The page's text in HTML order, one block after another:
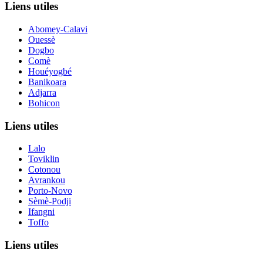
Liens utiles
Abomey-Calavi
Ouessè
Dogbo
Comè
Houéyogbé
Banikoara
Adjarra
Bohicon
Liens utiles
Lalo
Toviklin
Cotonou
Avrankou
Porto-Novo
Sèmè-Podji
Ifangni
Toffo
Liens utiles